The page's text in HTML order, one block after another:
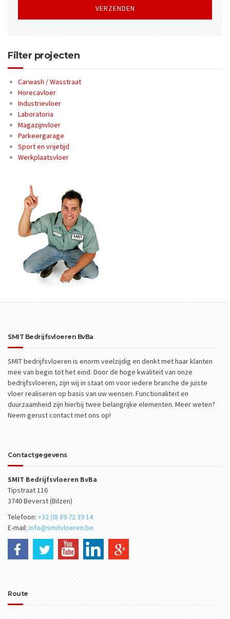
Filter projecten
Carwash / Wasstraat
Horecavloer
Industrievloer
Laboratoria
Magazijnvloer
Parkeergarage
Sport en vrijetijd
Werkplaatsvloer
SMIT Bedrijfsvloeren BvBa
SMIT bedrijfsvloeren is enorm veelzijdig en denkt met haar klanten
mee van begin tot het eind. Door de hoge kwaliteit van onze
bedrijfsvloeren, zijn wij in staat om voor iedere branche de juiste
vloer realiseren op basis van uw wensen. Functionaliteit en
duurzaamheid zijn hierbij twee belangrijke elementen. Meer weten?
Neem gerust contact met ons op!
Contactgegevens
SMIT Bedrijfsvloeren BvBa
Tipstraat 116
3740 Beverst (Bilzen)
Telefoon: +32 (0) 89 72 39 14
E-mail: info@smitvloeren.be
Route